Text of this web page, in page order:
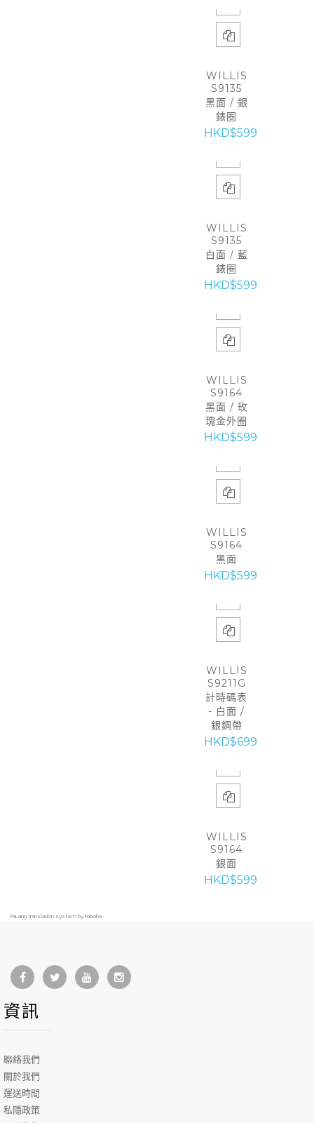
WILLIS
S9135
黑面 / 銀
錶圈
HKD$599
WILLIS
S9135
白面 / 藍
錶圈
HKD$599
WILLIS
S9164
黑面 / 玫
瑰金外圈
HKD$599
WILLIS
S9164
黑面
HKD$599
WILLIS
S9211G
計時碼表
- 白面 /
銀鋼帶
HKD$699
WILLIS
S9164
銀面
HKD$599
FaLang translation system by Faboba
資訊
聯絡我們
關於我們
運送時間
私隱政策